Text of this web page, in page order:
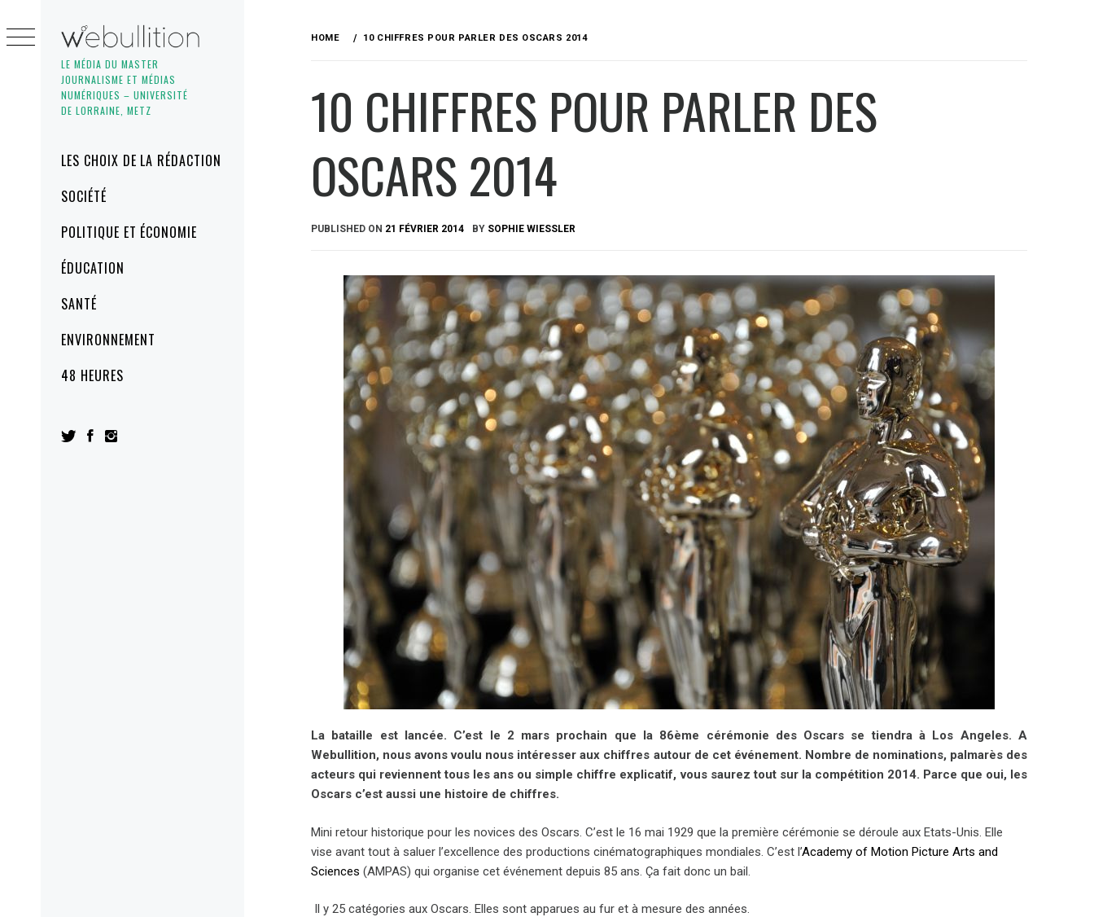
LE MÉDIA DU MASTER
JOURNALISME ET MÉDIAS
NUMÉRIQUES – UNIVERSITÉ
DE LORRAINE, METZ
MenuLES CHOIX DE LA RÉDACTION
SOCIÉTÉ
POLITIQUE ET ÉCONOMIE
ÉDUCATION
SANTÉ
ENVIRONNEMENT
48 HEURES
to
content
HOME 10 CHIFFRES POUR PARLER DES OSCARS 2014
10 CHIFFRES POUR PARLER DES
OSCARS 2014
PUBLISHED ON 21 FÉVRIER 2014 BY SOPHIE WIESSLER
La bataille est lancée. C’est le 2 mars prochain que la 86ème cérémonie des Oscars se tiendra à Los Angeles. A
Webullition, nous avons voulu nous intéresser aux chiffres autour de cet événement. Nombre de nominations, palmarès des
acteurs qui reviennent tous les ans ou simple chiffre explicatif, vous saurez tout sur la compétition 2014. Parce que oui, les
Oscars c’est aussi une histoire de chiffres.
Mini retour historique pour les novices des Oscars. C’est le 16 mai 1929 que la première cérémonie se déroule aux Etats-Unis. Elle
vise avant tout à saluer l’excellence des productions cinématographiques mondiales. C’est l’Academy of Motion Picture Arts and
Sciences (AMPAS) qui organise cet événement depuis 85 ans. Ça fait donc un bail.
Il y 25 catégories aux Oscars. Elles sont apparues au fur et à mesure des années.